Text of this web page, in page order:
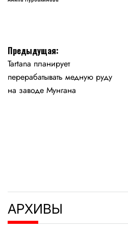
Навигация
по
записям
Предыдущая:
Tartana планирует
перерабатывать медную руду
на заводе Мунгана
АРХИВЫ